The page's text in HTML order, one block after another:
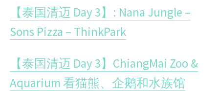
【泰国清迈 Day 3】: Nana Jungle –
Sons Pizza – ThinkPark
【泰国清迈 Day 3】ChiangMai Zoo &
Aquarium 看猫熊、企鹅和水族馆